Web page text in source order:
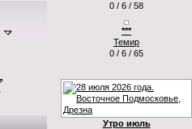
0 / 6 / 58
***
Темир
0 / 6 / 65
Утро июль